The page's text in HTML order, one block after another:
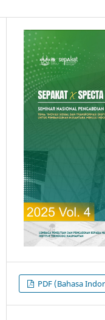
PDF (Bahasa